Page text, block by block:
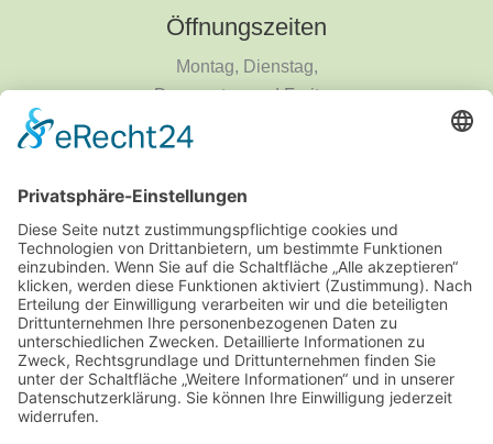
Öffnungszeiten
Montag, Dienstag,
Donnerstag und Freitag
9 - 14 Uhr
Informationen
Über uns
Produktanfrage